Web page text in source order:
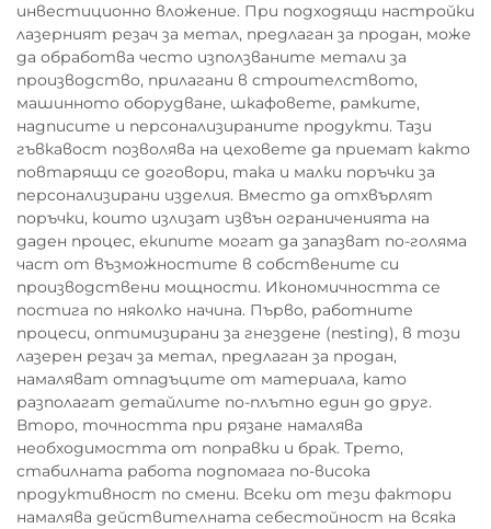
инвестиционно вложение. При подходящи настройки
лазерният резач за метал, предлаган за продан, може
да обработва често използваните метали за
производство, прилагани в строителството,
машинното оборудване, шкафовете, рамките,
надписите и персонализираните продукти. Тази
гъвкавост позволява на цеховете да приемат както
повтарящи се договори, така и малки поръчки за
персонализирани изделия. Вместо да отхвърлят
поръчки, които излизат извън ограниченията на
даден процес, екипите могат да запазват по-голяма
част от възможностите в собствените си
производствени мощности. Икономичността се
постига по няколко начина. Първо, работните
процеси, оптимизирани за гнездене (nesting), в този
лазерен резач за метал, предлаган за продан,
намаляват отпадъците от материала, като
разполагат детайлите по-плътно един до друг.
Второ, точността при рязане намалява
необходимостта от поправки и брак. Трето,
стабилната работа подпомага по-висока
продуктивност по смени. Всеки от тези фактори
намалява действителната себестойност на всяка